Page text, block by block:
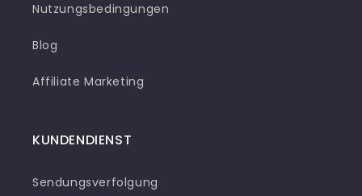
Nutzungsbedingungen
Blog
Affiliate Marketing
KUNDENDIENST
Sendungsverfolgung